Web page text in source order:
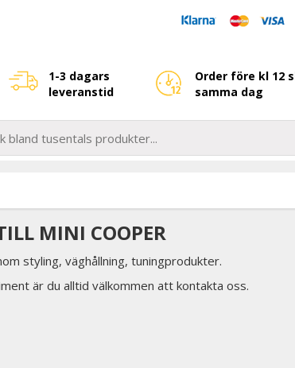
1-3 dagars
leveranstid
Order före kl 12
samma dag
MINI COOPER
styling, väghållning, tuningprodukter.
är du alltid välkommen att kontakta oss.